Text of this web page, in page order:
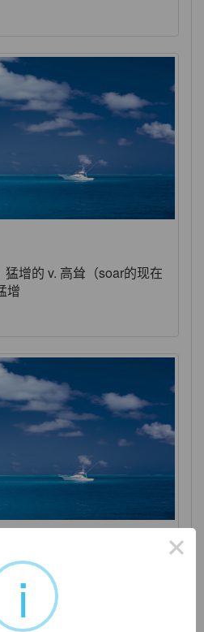
增的 v. 高耸（soar的现在
增
）发出呜咽声 vt. 哭诉，啜
×
i